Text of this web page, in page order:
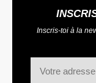
Inscris-toi à la